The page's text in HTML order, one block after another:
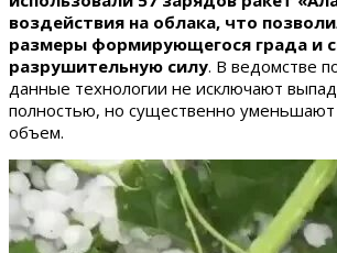
воздействия на облака, что
размеры формирующегося града и
разрушительную силу. В ведомстве
данные технологии не исключают
полностью, но существенно уменьшают
объем.